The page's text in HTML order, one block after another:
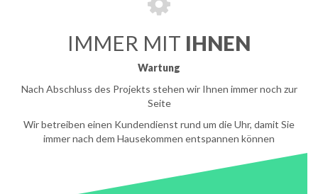
IMMER MIT IHNEN
Wartung
Nach Abschluss des Projekts stehen wir Ihnen immer noch zur
Seite
Wir betreiben einen Kundendienst rund um die Uhr, damit Sie
immer nach dem Hausekommen entspannen können